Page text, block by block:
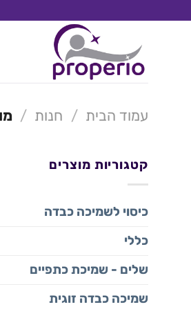
עמוד הבית / חנות /
קטגוריות מוצרים
כיסוי לשמיכה כבדה
כללי
שלים - שמיכת כתפיים
שמיכה כבדה זוגית